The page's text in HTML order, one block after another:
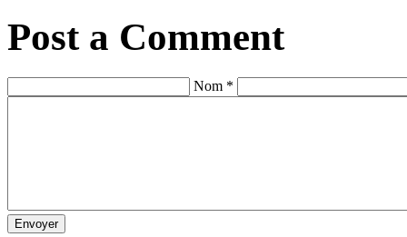
Post a Comment
Nom *